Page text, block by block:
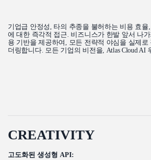
기업급 안정성, 타의 추종을 불허하는 비용 효율
에 대한 즉각적 접근. 비즈니스가 한발 앞서 나
용 기반을 제공하여, 모든 전략적 야심을 실제로
더링합니다. 모든 기업의 비전을, Atlas Cloud AI
고도화된 생성형 API:
CREATIVITY